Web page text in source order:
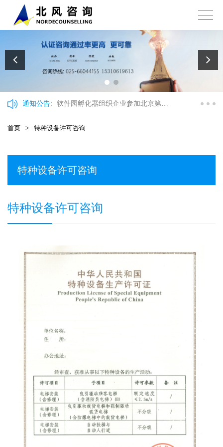
通知公告:
软件园孵化器组织企业参加北京第十
首页 > 特种设备许可咨询
特种设备许可咨询
特种设备许可咨询